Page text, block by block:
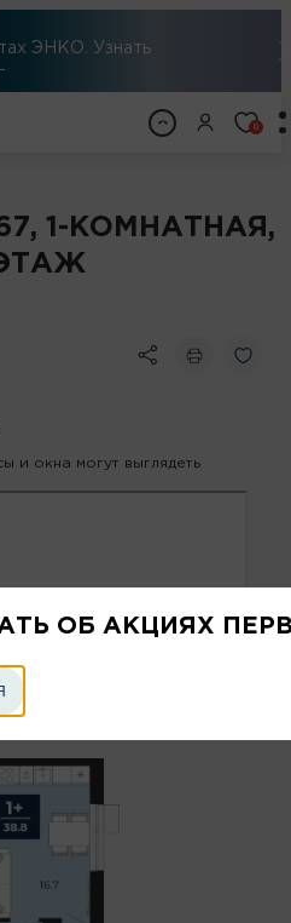
ЭНКО. Узнать
0
1-КОМНАТНАЯ,
и окна могут выглядеть
ОБ АКЦИЯХ